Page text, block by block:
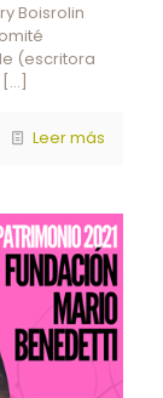
Boisrolin
(escritora
[…]
Leer más